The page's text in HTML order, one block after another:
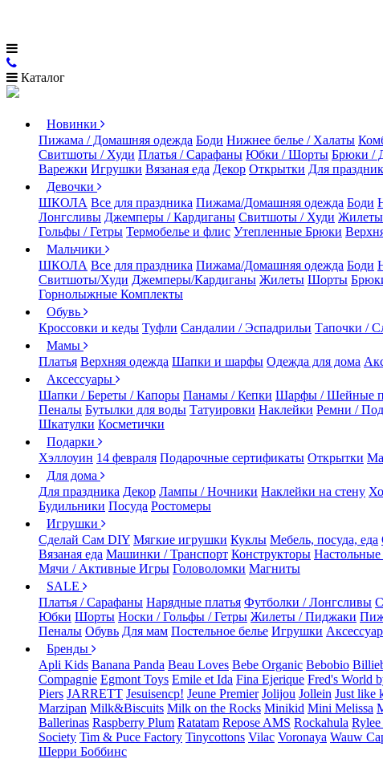
Каталог
Новинки
Пижама / Домашняя одежда Боди Нижнее белье / Халаты
Свитшоты / Худи Платья / Сарафаны Юбки / Шорты Брюки /
Варежки Игрушки Вязаная еда Декор Открытки Для
Девочки
ШКОЛА Все для праздника Пижама/Домашняя одежда Боди
Лонгсливы Джемперы / Кардиганы Свитшоты / Худи Жилеты
Гольфы / Гетры Термобелье и флис Утепленные Брюки
Мальчики
ШКОЛА Все для праздника Пижама/Домашняя одежда Боди
Свитшоты/Худи Джемперы/Кардиганы Жилеты Шорты
Горнолыжные Комплекты
Обувь
Кроссовки и кеды Туфли Сандалии / Эспадрильи Тапочки /
Мамы
Платья Верхняя одежда Шапки и шарфы Одежда для дома
Аксессуары
Шапки / Береты / Капоры Панамы / Кепки Шарфы / Шейные
Пеналы Бутылки для воды Татуировки Наклейки Ремни /
Шкатулки Косметички
Подарки
Хэллоуин 14 февраля Подарочные сертификаты Открытки
Для дома
Для праздника Декор Лампы / Ночники Наклейки на стену
Будильники Посуда Ростомеры
Игрушки
Сделай Сам DIY Мягкие игрушки Куклы Мебель, посуда, еда
Вязаная еда Машинки / Транспорт Конструкторы
Мячи / Активные Игры Головоломки Магниты
SALE
Платья / Сарафаны Нарядные платья Футболки / Лонгсливы
Юбки Шорты Носки / Гольфы / Гетры Жилеты / Пиджаки
Пеналы Обувь Для мам Постельное белье Игрушки
Бренды
Apli Kids Banana Panda Beau Loves Bebe Organic Bebobio
Compagnie Egmont Toys Emile et Ida Fina Ejerique Fred's World
Piers JARRETT Jesuisencp! Jeune Premier Jolijou Jollein Just like
Marzipan Milk&Biscuits Milk on the Rocks Minikid Mini Melissa
Ballerinas Raspberry Plum Ratatam Repose AMS Rockahula
Society Tim & Puce Factory Tinycottons Vilac Voronaya Wauw
Шерри Боббинс